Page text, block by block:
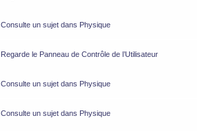
Consulte un sujet dans Physique
Regarde le Panneau de Contrôle de l’Utilisateur
Consulte un sujet dans Physique
Consulte un sujet dans Physique